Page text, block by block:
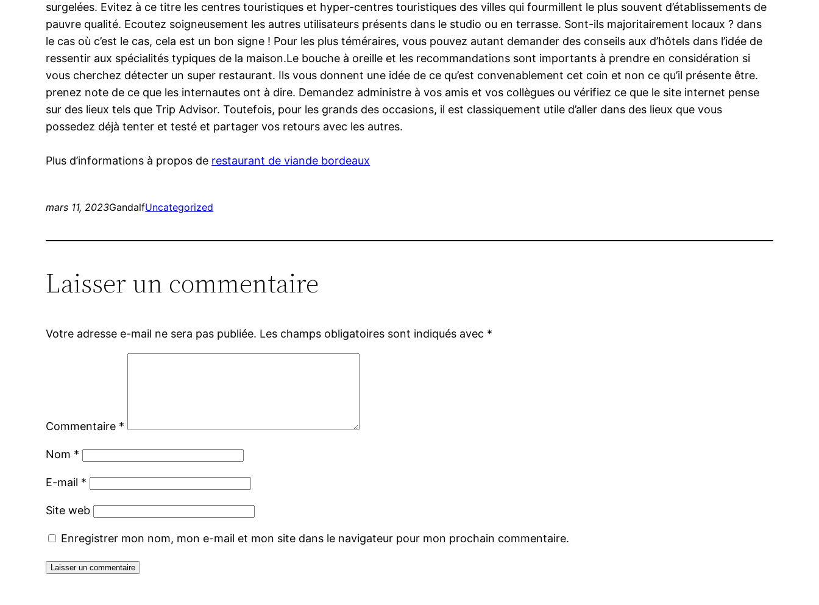
surgelées. Evitez à ce titre les centres touristiques et hyper-centres touristiques des villes qui fourmillent le plus souvent d’établissements de
pauvre qualité. Ecoutez soigneusement les autres utilisateurs présents dans le studio ou en terrasse. Sont-ils majoritairement locaux ? dans
le cas où c’est le cas, cela est un bon signe ! Pour les plus téméraires, vous pouvez autant demander des conseils aux d’hôtels dans l’idée de
ressentir aux spécialités typiques de la maison.Le bouche à oreille et les recommandations sont importants à prendre en considération si
vous cherchez détecter un super restaurant. Ils vous donnent une idée de ce qu’est convenablement cet coin et non ce qu’il présente être.
prenez note de ce que les internautes ont à dire. Demandez administre à vos amis et vos collègues ou vérifiez ce que le site internet pense
sur des lieux tels que Trip Advisor. Toutefois, pour les grands des occasions, il est classiquement utile d’aller dans des lieux que vous
possedez déjà tenter et testé et partager vos retours avec les autres.
Plus d’informations à propos de restaurant de viande bordeaux
mars 11, 2023GandalfUncategorized
Laisser un commentaire
Votre adresse e-mail ne sera pas publiée. Les champs obligatoires sont indiqués avec *
Commentaire *
Nom *
E-mail *
Site web
Enregistrer mon nom, mon e-mail et mon site dans le navigateur pour mon prochain commentaire.